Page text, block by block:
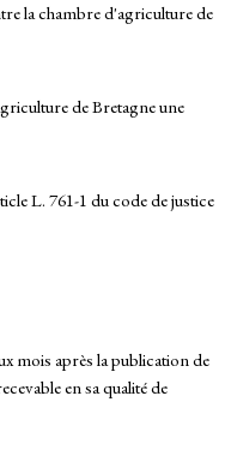
la chambre d'agriculture de
de Bretagne une
L. 761-1 du code de justice
mois après la publication de
en sa qualité de